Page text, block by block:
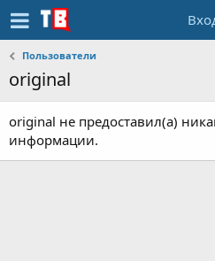
Пользователи
original
original не предоставил(а)
информации.